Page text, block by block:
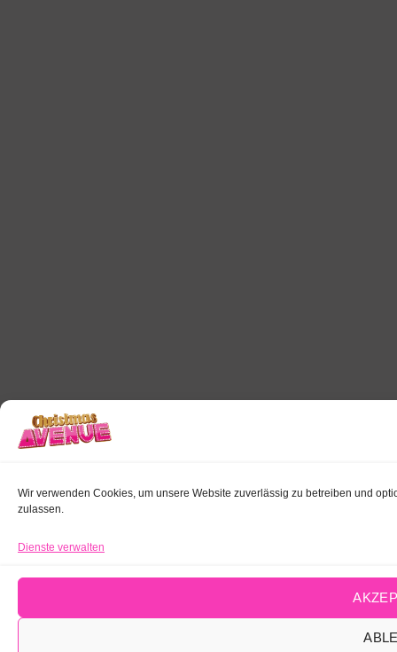
Wir verwenden Cookies, um unsere Website zuverlässig zu betreiben und
zulassen.
Dienste verwalten